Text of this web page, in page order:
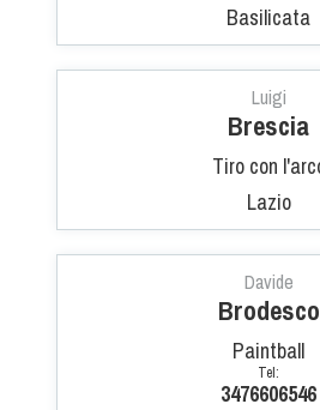
Basilicata
Luigi
Brescia
Tiro con
Lazio
Davide
Brodesco
Paintball
Tel:
3476606546
Direttori di
Calendario
Organi di
Modelli e
Albo Atleti
Guida
Tiro di
English e